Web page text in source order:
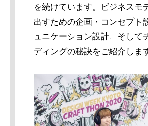
を続けています。ビジネスモ
出すための企画・コンセプト
ュニケーション設計、そして
ディングの秘訣をご紹介します